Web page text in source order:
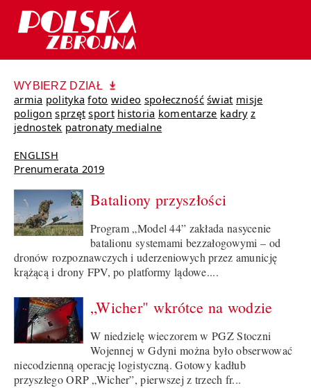
WYBIERZ DZIAŁ
armia polityka foto wideo społeczność świat misje
poligon sprzęt sport historia komentarze kadry z
jednostek patronaty medialne
ENGLISH
Prenumerata 2019
Bataliony przyszłości
Program „Model 44” zakłada nasycenie
batalionu systemami bezzałogowymi – od
dronów rozpoznawczych i uderzeniowych przez amunicję
krążącą i drony FPV, po platformy lądowe....
„Wicher" wkrótce na wodzie
W niedzielę wieczorem w PGZ Stoczni
Wojennej w Gdyni można było obserwować
niecodzienną operację logistyczną. Gotowy kadłub
przyszłego ORP „Wicher”, pierwszej z trzech fr...